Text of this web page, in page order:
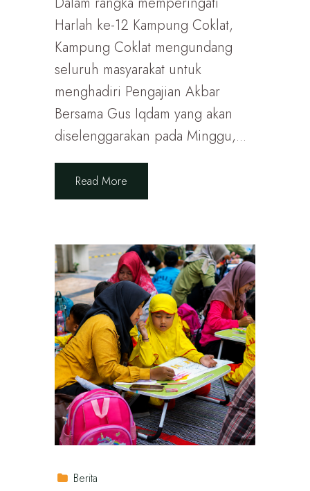
Harlah ke-12 Kampung Coklat,
Kampung Coklat mengundang
seluruh masyarakat untuk
menghadiri Pengajian Akbar
Bersama Gus Iqdam yang akan
diselenggarakan pada Minggu,...
Read More
Berita